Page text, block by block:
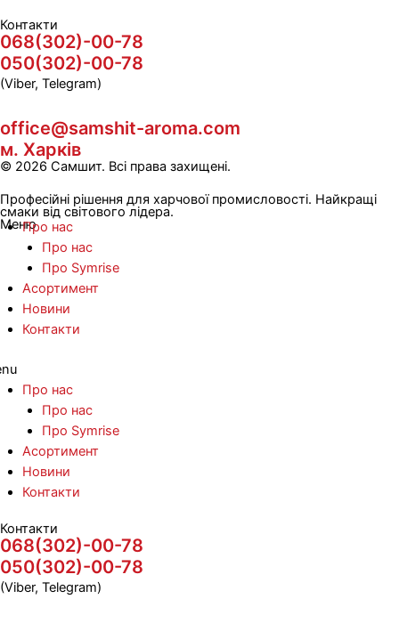
Контакти
068(302)-00-78
050(302)-00-78
(Viber, Telegram)
office@samshit-aroma.com
м. Харків
© 2026 Самшит. Всі права захищені.
Професійні рішення для харчової промисловості. Найкращі
смаки від світового лідера.
МенюПро нас
Про нас
Про Symrise
Асортимент
Новини
Контакти
Про нас
Про нас
Про Symrise
Асортимент
Новини
Контакти
Контакти
068(302)-00-78
050(302)-00-78
(Viber, Telegram)